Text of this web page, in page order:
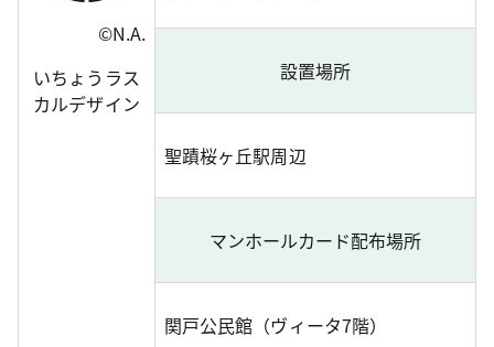
©N.A.
いちょうラス
カルデザイン
設置場所
聖蹟桜ヶ丘駅周辺
マンホールカード配布場所
関戸公民館（ヴィータ7階）